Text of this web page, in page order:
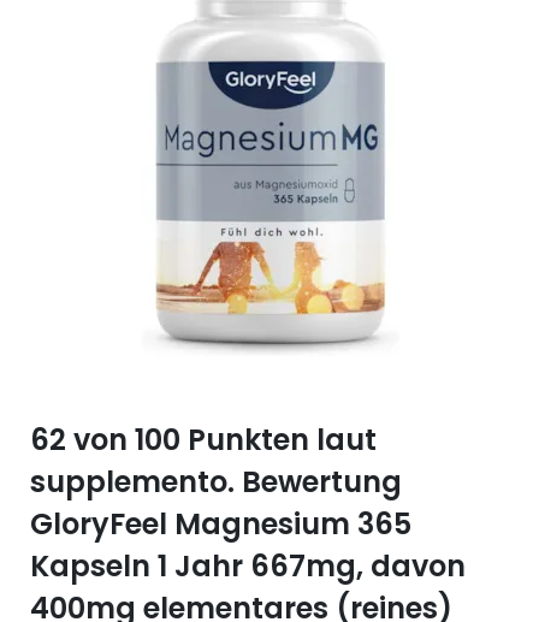
Selen (Se)
Silicium (Si)
Zink (Zn)
Vitamin B12
Vitamin C
Vitamin D
Vitamin K
Vitamin Q (Q10)
62 von 100 Punkten laut
supplemento. Bewertung
GloryFeel Magnesium 365
Kapseln 1 Jahr 667mg, davon
400mg elementares (reines)